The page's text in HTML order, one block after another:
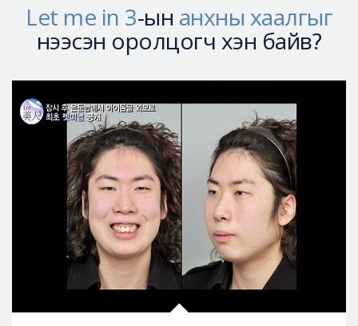
Let me in 3-ын анхны хаалгыг
нээсэн оролцогч хэн байв?